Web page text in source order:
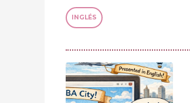
INGLÉS